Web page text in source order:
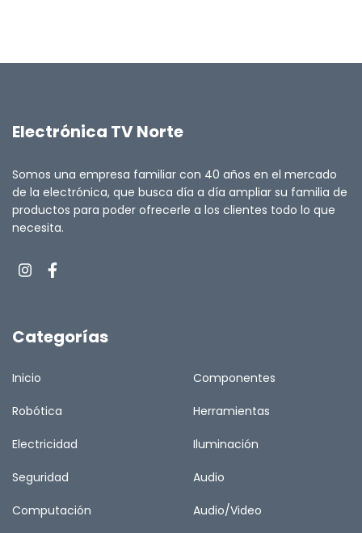
Electrónica TV Norte
Somos una empresa familiar con 40 años en el mercado
de la electrónica, que busca día a día ampliar su familia de
productos para poder ofrecerle a los clientes todo lo que
necesita.
Categorías
Inicio Componentes
Robótica Herramientas
Electricidad Iluminación
Seguridad Audio
Computación Audio/Video